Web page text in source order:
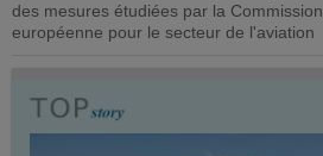
des mesures étudiées par la Commission
européenne pour le secteur de l'aviation